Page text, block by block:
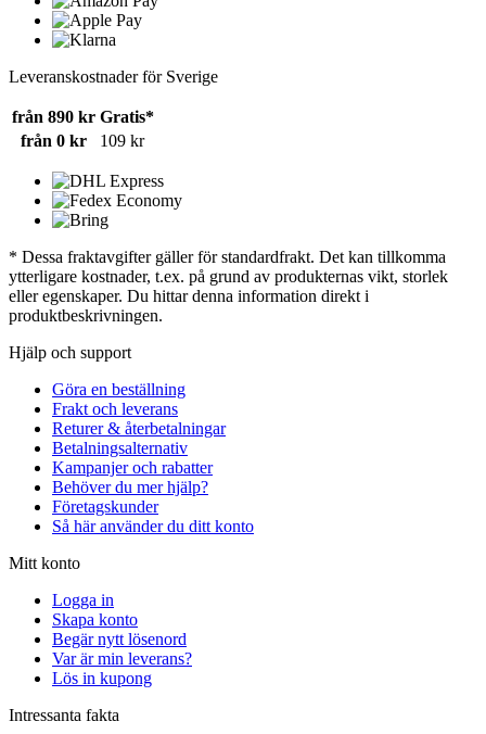
Leveranskostnader för Sverige
från 890 kr Gratis*
från 0 kr
109 kr
* Dessa fraktavgifter gäller för standardfrakt. Det kan tillkomma
ytterligare kostnader, t.ex. på grund av produkternas vikt, storlek
eller egenskaper. Du hittar denna information direkt i
produktbeskrivningen.
Hjälp och support
Göra en beställning
Frakt och leverans
Returer & återbetalningar
Betalningsalternativ
Kampanjer och rabatter
Behöver du mer hjälp?
Företagskunder
Så här använder du ditt konto
Mitt konto
Logga in
Skapa konto
Begär nytt lösenord
Var är min leverans?
Lös in kupong
Intressanta fakta